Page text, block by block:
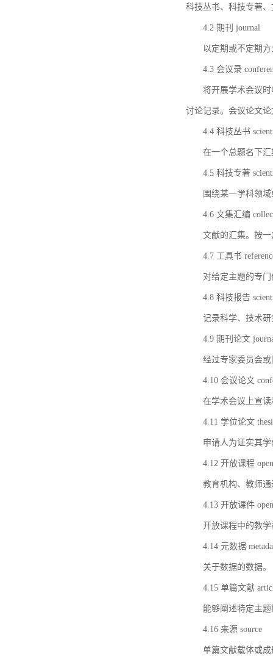
科技丛书、科技专著
4.2 期刊 journal
以定期或不定期
4.3 会议录
将开展学术会议
讨论记录。会议论文
4.4 科技丛书
在一个总题名下
4.5 科技专著
围绕某一学科领
4.6 文集汇编
文献的汇集。按
4.7 工具书
对给定主题的专
4.8 科技报告
记录科学、技术
4.9 期刊论文
经过专家委员会
4.10 会议论文
在学术会议上宣
4.11 学位论文
申请人为证实其
4.12 开放课程
教育机构、教师
4.13 开放课件
开放课程中的教
4.14 元数据
关于数据的数据。
4.15 单篇文献
能够阐述特定主
4.16 来源 source
单篇文献载体或